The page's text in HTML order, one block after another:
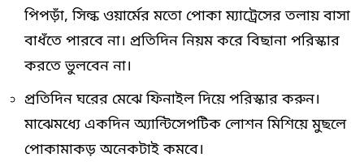
পিপড়াঁ, সিল্ক ওয়ার্মের মতো পোকা ম্যাট্রেসের তলায় বাসা
বাধঁতে পারবে না। প্রতিদিন নিয়ম করে বিছানা পরিস্কার
করতে ভুলবেন না।
প্রতিদিন ঘরের মেঝে ফিনাইল দিয়ে পরিস্কার করুন।
মাঝেমধ্যে একদিন অ্যান্টিসেপটিক লোশন মিশিয়ে মুছলে
পোকামাকড় অনেকটাই কমবে।